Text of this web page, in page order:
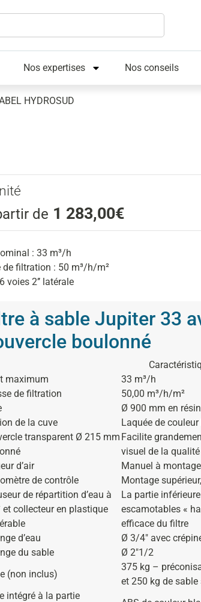
Nos expertises Nos conseils
HYDROSUD
de 1 283,00€
: 33 m³/h
de filtration : 50 m³/h/m²
voies 2’’ latérale
à sable Jupiter 33
boulonné
maximum
33 m³/h
de filtration
50,00 m³/h/m²
Ø 900 mm en
de la cuve
Laquée de
transparent Ø 215 mm Facilite
visuel de la qualité
d’air
Manuel à
de contrôle
Montage
de répartition d’eau à
et collecteur en plastique
La partie
escamotables «
efficace du filtre
d’eau
Ø 3/4″ avec
du sable
Ø 2″1/2
(non inclus)
375 kg –
et 250 kg de
intégré à la partie